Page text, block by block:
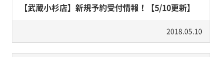
【武蔵小杉店】新規予約受付情報！【5/10更新】
2018.05.10